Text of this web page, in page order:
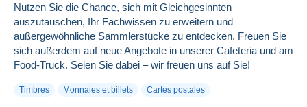
Nutzen Sie die Chance, sich mit Gleichgesinnten
auszutauschen, Ihr Fachwissen zu erweitern und
außergewöhnliche Sammlerstücke zu entdecken. Freuen Sie
sich außerdem auf neue Angebote in unserer Cafeteria und am
Food-Truck. Seien Sie dabei – wir freuen uns auf Sie!
Timbres Monnaies et billets Cartes postales